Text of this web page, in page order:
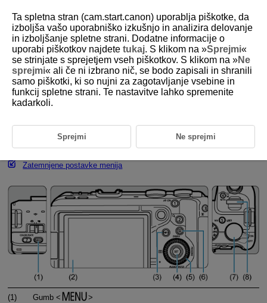
D388-025
Upravljanje menijev in nastavitve
Zaslon menija Osnovno območje
Zaslon menija Ustvarjalno območje
Zatemnjene postavke menija
(1)
Gumb
Ta spletna stran (cam.start.canon) uporablja piškotke, da
izboljša vašo uporabniško izkušnjo in analizira delovanje
in izboljšanje spletne strani. Dodatne informacije o
uporabi piškotkov najdete tukaj. S klikom na »Sprejmi«
se strinjate s sprejetjem vseh piškotkov. S klikom na »Ne
sprejmi« ali če ni izbrano nič, se bodo zapisali in shranili
samo piškotki, ki so nujni za zagotavljanje vsebine in
funkcij spletne strani. Te nastavitve lahko spremenite
kadarkoli.
Sprejmi Ne sprejmi